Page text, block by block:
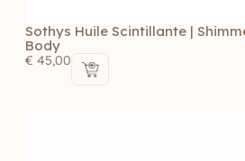
Sothys Huile Scintillante |
Body
€ 45,00